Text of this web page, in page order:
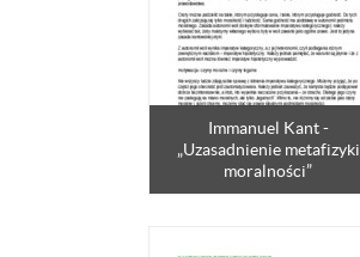
Immanuel Kant -
„Uzasadnienie metafizyki
moralności”